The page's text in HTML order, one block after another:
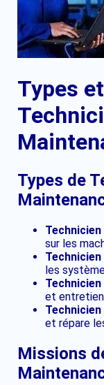
Types
Types de
sur les
les
et
et répare
Missions